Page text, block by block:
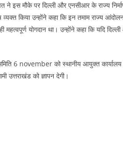
ने इस मौके पर दिल्ली और एनसीआर के राज्य
व्यक्त किया उन्होंने कहा कि इन तमाम राज्य
महत्वपूर्ण योगदान था। उन्होंने कहा कि यदि
6 november को स्थानीय आयुक्त कार्यालय
उत्तराखंड को ज्ञापन देगी।